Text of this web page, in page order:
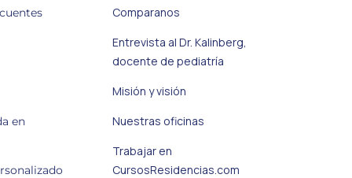
en
Comparanos
Entrevista al Dr. Kalinberg,
docente de pediatría
Misión y visión
Nuestras oficinas
Trabajar en
CursosResidencias.com